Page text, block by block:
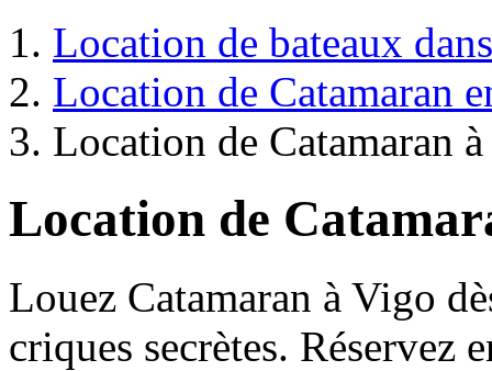
Location de bateaux
Location de Catamaran
Location de Catamaran
Location de
Louez Catamaran à Vigo
criques secrètes. Réservez